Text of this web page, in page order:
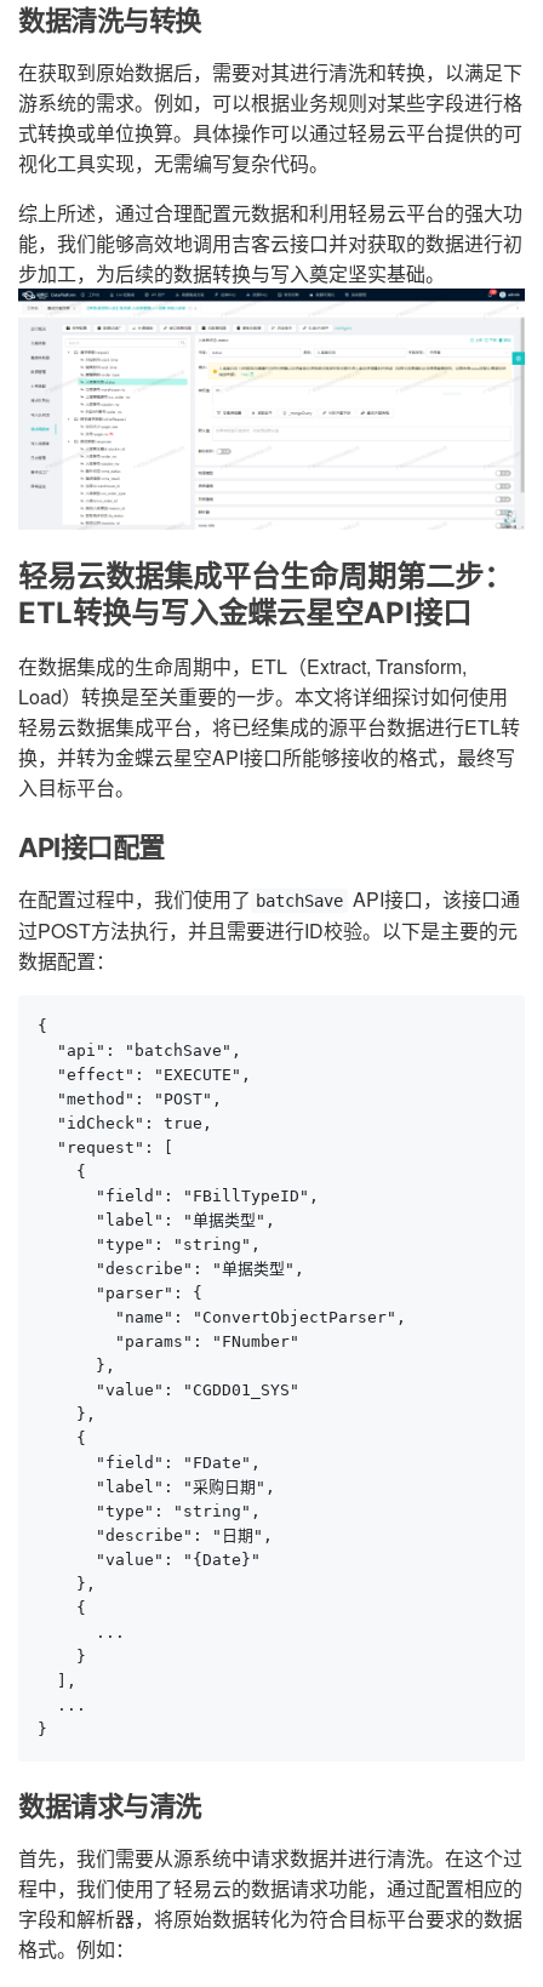
数据清洗与转换
在获取到原始数据后，需要对其进行清洗和转换，以满足下
游系统的需求。例如，可以根据业务规则对某些字段进行格
式转换或单位换算。具体操作可以通过轻易云平台提供的可
视化工具实现，无需编写复杂代码。
综上所述，通过合理配置元数据和利用轻易云平台的强大功
能，我们能够高效地调用吉客云接口并对获取的数据进行初
步加工，为后续的数据转换与写入奠定坚实基础。
轻易云数据集成平台生命周期第二步：
ETL转换与写入金蝶云星空API接口
在数据集成的生命周期中，ETL（Extract, Transform,
Load）转换是至关重要的一步。本文将详细探讨如何使用
轻易云数据集成平台，将已经集成的源平台数据进行ETL转
换，并转为金蝶云星空API接口所能够接收的格式，最终写
入目标平台。
API接口配置
在配置过程中，我们使用了 batchSave API接口，该接口通
过POST方法执行，并且需要进行ID校验。以下是主要的元
数据配置：
{
  "api": "batchSave",
  "effect": "EXECUTE",
  "method": "POST",
  "idCheck": true,
  "request": [
    {
      "field": "FBillTypeID",
      "label": "单据类型",
      "type": "string",
      "describe": "单据类型",
      "parser": {
        "name": "ConvertObjectParser",
        "params": "FNumber"
      },
      "value": "CGDD01_SYS"
    },
    {
      "field": "FDate",
      "label": "采购日期",
      "type": "string",
      "describe": "日期",
      "value": "{Date}"
    },
    {
      ...
    }
  ],
  ...
}
数据请求与清洗
首先，我们需要从源系统中请求数据并进行清洗。在这个过
程中，我们使用了轻易云的数据请求功能，通过配置相应的
字段和解析器，将原始数据转化为符合目标平台要求的数据
格式。例如：